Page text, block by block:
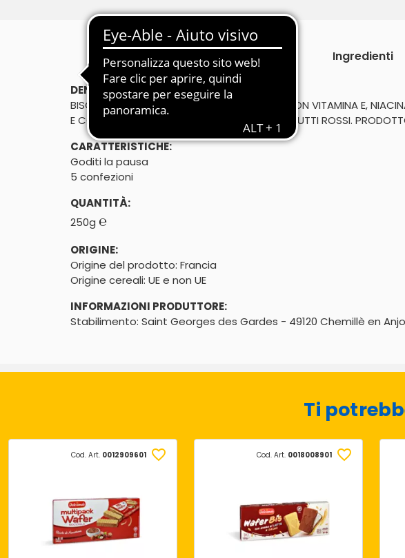
Descrizione Ingredienti
DENOMINAZIONE DI VENDITA:
BISCOTTI AI CEREALI INTEGRALI ARRICHCHITI CON VITAMINA E,
E CON FARCITURA (13,5%) PREPARATA CON FRUTTI ROSSI.
CARATTERISTICHE:
Goditi la pausa
5 confezioni
QUANTITÀ:
250g ℮
ORIGINE:
Origine del prodotto: Francia
Origine cereali: UE e non UE
INFORMAZIONI PRODUTTORE:
Stabilimento: Saint Georges des Gardes - 49120 Chemillè en
Ti
Cod. Art. 0012909601 Cod. Art. 0018008901